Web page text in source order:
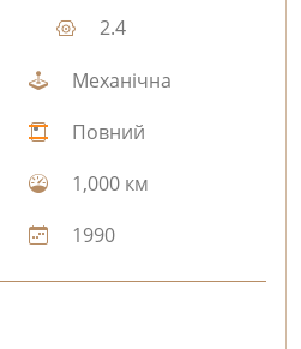
2.4
Механічна
Повний
1,000 км
1990